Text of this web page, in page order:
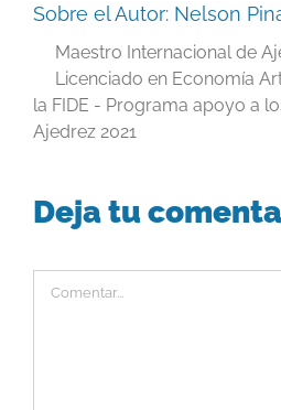
Sobre el Autor: Nelson
Maestro Internacional de
Licenciado en Economía
la FIDE - Programa apoyo a
Ajedrez 2021
Deja tu